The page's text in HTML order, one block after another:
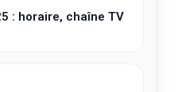
: horaire, chaîne TV